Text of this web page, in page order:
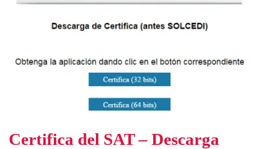
Certifica del SAT – Descarga